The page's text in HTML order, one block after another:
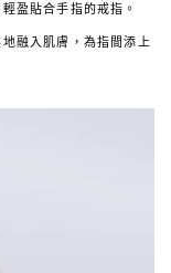
盈貼合手指的戒指。
融入肌膚，為指間添上